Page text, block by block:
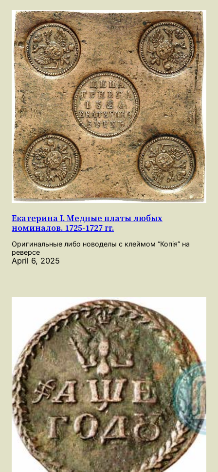
Екатерина I. Медные платы любых
номиналов. 1725-1727 гг.
Оригинальные либо новоделы с клеймом “Копія” на
реверсе
April 6, 2025